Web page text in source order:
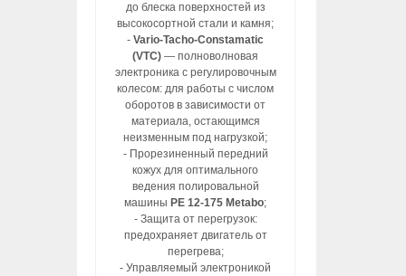
до блеска поверхностей из
высокосортной стали и камня;
-Vario-Tacho-Constamatic
(VTC) — полноволновая
электроника с регулировочным
колесом: для работы с числом
оборотов в зависимости от
материала, остающимся
неизменным под нагрузкой;
- Прорезиненный передний
кожух для оптимального
ведения полировальной
машины PE 12-175 Metabo;
- Защита от перегрузок:
предохраняет двигатель от
перегрева;
- Управляемый электроникой